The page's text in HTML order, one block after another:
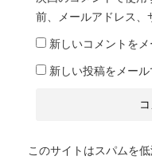
前、メールアドレス、
新しいコメントを
新しい投稿をメール
このサイトはスパムを